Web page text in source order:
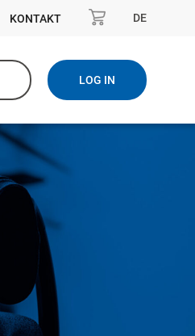
KONTAKT DE
LOG IN